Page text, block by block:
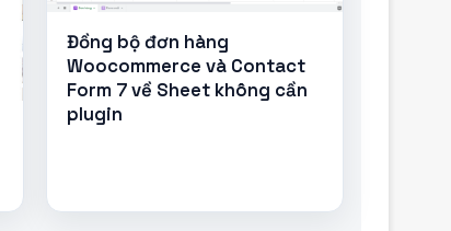
Đồng bộ đơn hàng
Woocommerce và Contact
Form 7 về Sheet không cần
plugin